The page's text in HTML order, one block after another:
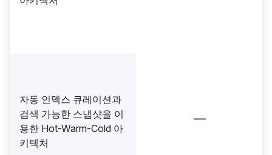
자동 인덱스 큐레이션과
검색 가능한 스냅샷을 이
용한 Hot-Warm-Cold 아
키텍처